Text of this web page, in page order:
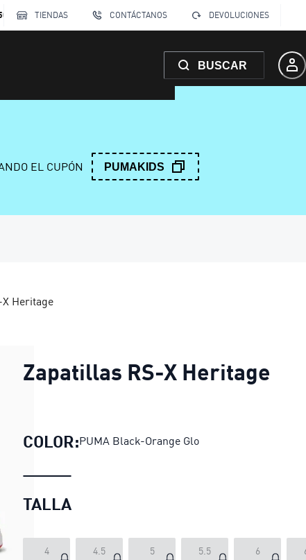
TIENDAS CONTÁCTANOS DEVOLUCIONES
BUSCAR
EL CUPÓN PUMAKIDS
Heritage
Zapatillas RS-X Heritage
COLOR:PUMA Black-Orange Glo
TALLA
4 4.5 5 5.5 6